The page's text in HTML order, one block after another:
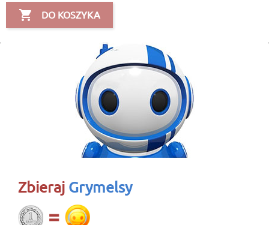
 DO KOSZYKA
Zbieraj Grymelsy